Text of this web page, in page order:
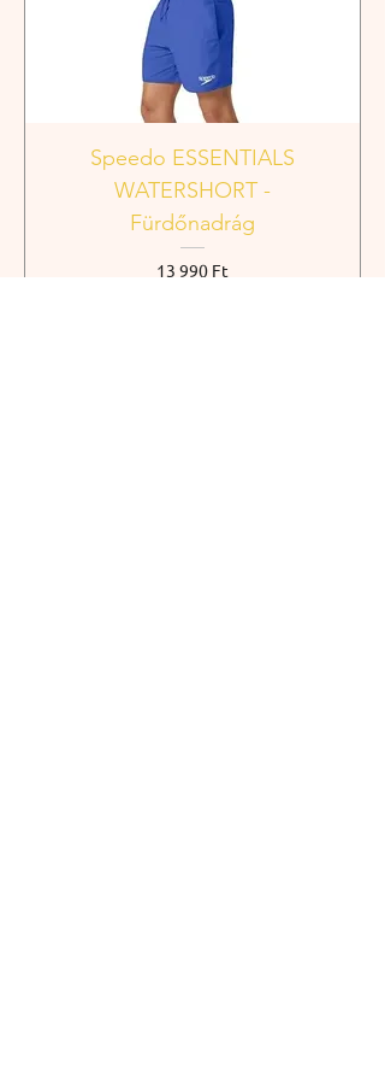
Speedo ESSENTIALS
WATERSHORT -
Fürdőnadrág
Ár
13 990 Ft